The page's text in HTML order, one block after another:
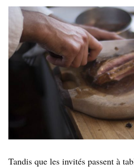
Tandis que les invités passent à